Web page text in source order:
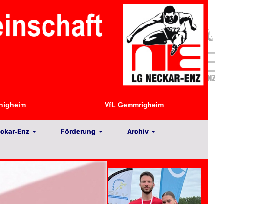
VfL Gemmrigheim
Enz Förderung Archiv